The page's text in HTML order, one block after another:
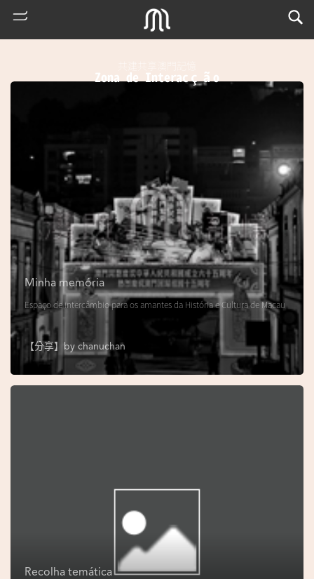
熱
門
搜
索
Zona de Interacção
Minha memória
Espaço de intercâmbio para os amantes da História e Cultura de Macau
【分享】by chanuchan
Recolha temática